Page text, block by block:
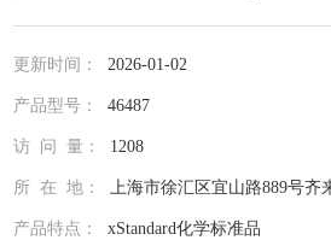
更新时间：2026-01-02
产品型号：46487
访 问 量： 1208
所 在 地：上海市徐汇区宜山路889号齐
产品特点：xStandard化学标准品